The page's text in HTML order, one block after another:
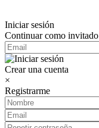
Iniciar sesión
Continuar como invitado
Crear una cuenta
×
Registrarme